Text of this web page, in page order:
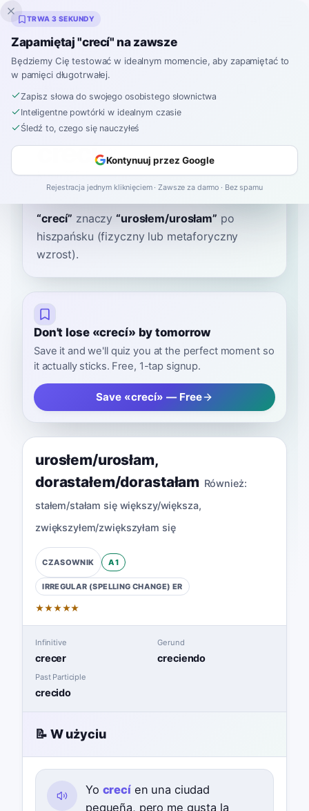
Inklingo
Strona główna›Hiszpański›Słownik›crecí
crecí
kreh-SEE kɾeˈsi
“crecí” znaczy “urosłem/urosłam” po
hiszpańsku (fizyczny lub metaforyczny
wzrost).
Don't lose «crecí» by tomorrow
Save it and we'll quiz you at the perfect moment so
it actually sticks. Free, 1-tap signup.
Save «crecí» — Free
urosłem/urosłam,
dorastałem/dorastałam Również:
stałem/stałam się większy/większa,
zwiększyłem/zwiększyłam się
CZASOWNIK A1
IRREGULAR (SPELLING CHANGE) ER
★★★★★
Infinitive
crecer
Gerund
creciendo
Past Participle
crecido
📝 W użyciu
Yo crecíen una ciudad
pequeña, pero me gusta la
TRWA 3 SEKUNDY
Zapamiętaj "crecí" na zawsze
Będziemy Cię testować w idealnym momencie, aby zapamiętać to
w pamięci długotrwałej.
Zapisz słowa do swojego osobistego słownictwa
Inteligentne powtórki w idealnym czasie
Śledź to, czego się nauczyłeś
Kontynuuj przez Google
Rejestracja jednym kliknięciem · Zawsze za darmo · Bez spamu